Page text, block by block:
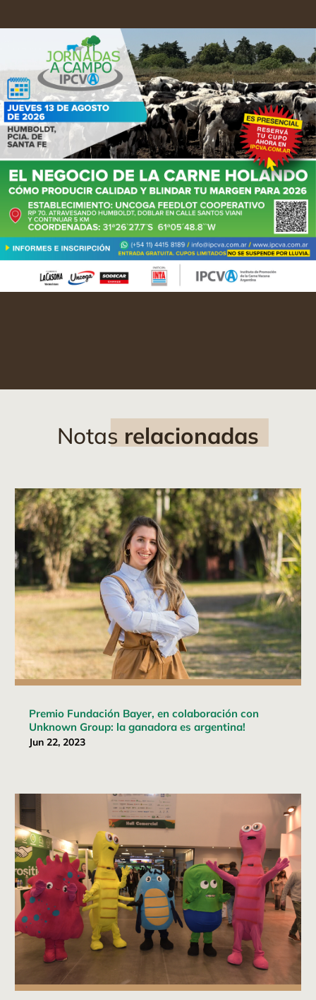
Notas relacionadas
Premio Fundación Bayer, en colaboración con
Unknown Group: la ganadora es argentina!
Jun 22, 2023